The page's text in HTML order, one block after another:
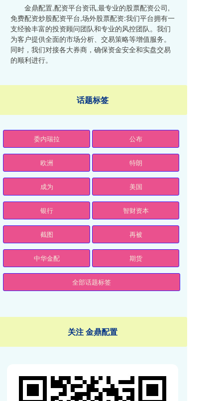
金鼎配置,配资平台资讯,最专业的股票配资公司,
免费配资炒股配资平台,场外股票配资:我们平台拥有一
支经验丰富的投资顾问团队和专业的风控团队。我们
为客户提供全面的市场分析、交易策略等增值服务。
同时，我们对接各大券商，确保资金安全和实盘交易
的顺利进行。
话题标签
委内瑞拉 公布
欧洲 特朗
成为 美国
银行 智财资本
截图 再被
中华金配 期货
全部话题标签
关注 金鼎配置